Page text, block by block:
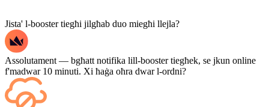
Jista' l-booster tiegħi jilgħab duo miegħi llejla?
Assolutament — bgħatt notifika lill-booster tiegħek, se jkun online
f'madwar 10 minuti. Xi ħaġa oħra dwar l-ordni?